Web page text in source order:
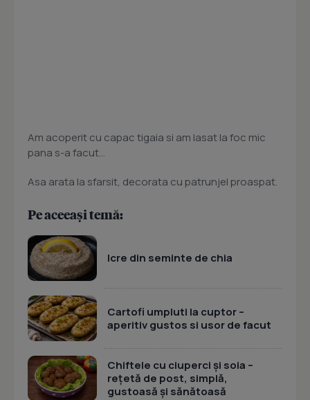
Am acoperit cu capac tigaia si am lasat la foc mic
pana s-a facut...
Asa arata la sfarsit, decorata cu patrunjel proaspat.
Pe aceeași temă:
Icre din seminte de chia
Cartofi umpluti la cuptor –
aperitiv gustos si usor de facut
Chiftele cu ciuperci și soia –
rețetă de post, simplă,
gustoasă și sănătoasă